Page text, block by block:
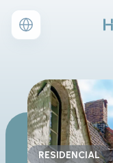
RESIDENCIAL